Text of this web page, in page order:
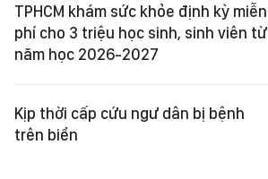
TPHCM khám sức khỏe định kỳ miễn
phí cho 3 triệu học sinh, sinh viên từ
năm học 2026-2027
Kịp thời cấp cứu ngư dân bị bệnh
trên biển